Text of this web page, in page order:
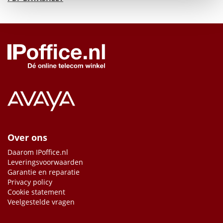
Over ons
Daarom IPoffice.nl
Leveringsvoorwaarden
Garantie en reparatie
Privacy policy
Cookie statement
Veelgestelde vragen